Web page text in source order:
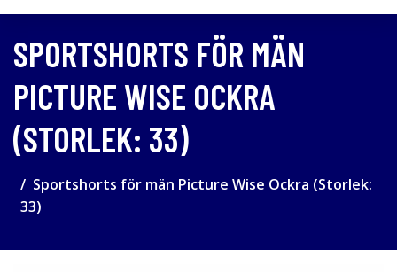
SPORTSHORTS FÖR MÄN
PICTURE WISE OCKRA
(STORLEK: 33)
Sportshorts för män Picture Wise Ockra (Storlek:
33)